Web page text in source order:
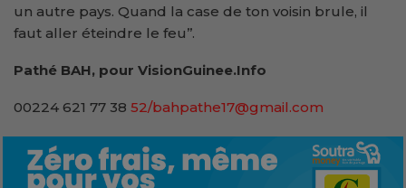
un autre pays. Quand la case de ton voisin brule, il
faut aller éteindre le feu’’.
Pathé BAH, pour VisionGuinee.Info
00224 621 77 38 52/bahpathe17@gmail.com